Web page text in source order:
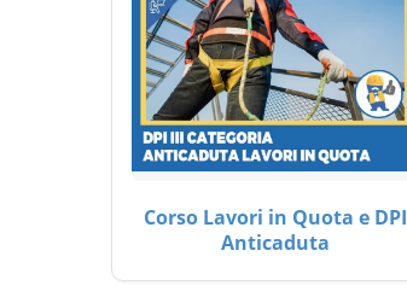
Corso Lavori in Quota e DPI
Anticaduta